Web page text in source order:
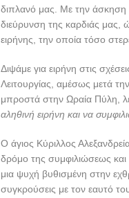
διπλανό μας. Με την άσκηση
διεύρυνση της καρδιάς μας,
ειρήνης, την οποία τόσο
Διψάμε για ειρήνη στις
Λειτουργίας, αμέσως μετά
μπροστά στην Ωραία Πύλη,
αληθινή ειρήνη και να
Ο άγιος Κύριλλος
δρόμο της συμφιλιώσεως
μια ψυχή βυθισμένη στην
συγκρούσεις με τον εαυτό